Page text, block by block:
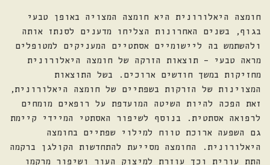
חומצה היאלורונית היא חומצה המצויה באופן טבעי
בגוף, בשנים האחרונות הצליחו מדענים לסנתז אותה
ולהשתמש בה ליישומיים אסתטיים המעניקים למטופלים
מראה טבעי – תוצאות הזרקה של חומצה היאלורונית
מחזיקות במשך חודשים ארוכים. בשל התוצאות
המצוינות של הזרקות בשפתיים של חומצה היאלורונית,
זאת הפכה להיות השיטה המועדפת על רופאים מומחים
לרפואה אסתטית. בנוסף לשיפור האסתטי המיידי קיימת
גם השפעה ארוכת טווח למילוי שפתיים בחומצה
היאלורונית. החומצה מסייעת להתחדשות הקולגן ברקמה
התת עורית וכך עוזרת למיצוק העור ושיפור מרקמו